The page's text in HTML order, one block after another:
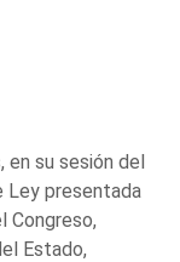
en su sesión del
Ley presentada
Congreso,
Estado,